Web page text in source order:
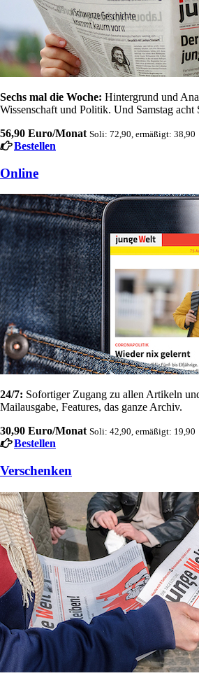
Sechs mal die Woche: Hintergrund und
Wissenschaft und Politik. Und Samstag acht
56,90 Euro/Monat Soli: 72,90, ermäßigt: 38,90
Bestellen
Online
24/7: Sofortiger Zugang zu allen Artikeln
Mailausgabe, Features, das ganze Archiv.
30,90 Euro/Monat Soli: 42,90, ermäßigt: 19,90
Bestellen
Verschenken